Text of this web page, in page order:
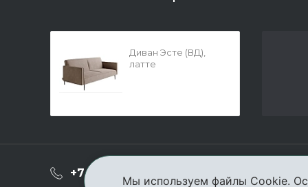
Диван Эсте (ВД),
латте
+7 (3952) 503-504
Мы используем файлы Cookie.